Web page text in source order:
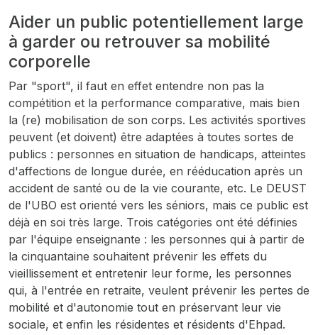
Aider un public potentiellement large
à garder ou retrouver sa mobilité
corporelle
Par "sport", il faut en effet entendre non pas la
compétition et la performance comparative, mais bien
la (re) mobilisation de son corps. Les activités sportives
peuvent (et doivent) être adaptées à toutes sortes de
publics : personnes en situation de handicaps, atteintes
d'affections de longue durée, en rééducation après un
accident de santé ou de la vie courante, etc. Le DEUST
de l'UBO est orienté vers les séniors, mais ce public est
déjà en soi très large. Trois catégories ont été définies
par l'équipe enseignante : les personnes qui à partir de
la cinquantaine souhaitent prévenir les effets du
vieillissement et entretenir leur forme, les personnes
qui, à l'entrée en retraite, veulent prévenir les pertes de
mobilité et d'autonomie tout en préservant leur vie
sociale, et enfin les résidentes et résidents d'Ehpad.